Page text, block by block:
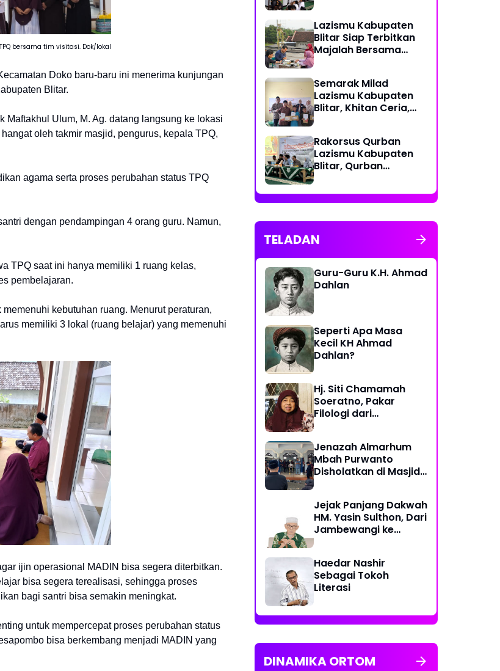
bersama tim visitasi. Dok/lokal
Doko baru-baru ini menerima kunjungan
Blitar.
Maftakhul Ulum, M. Ag. datang langsung ke lokasi
oleh takmir masjid, pengurus, kepala TPQ,
agama serta proses perubahan status TPQ
dengan pendampingan 4 orang guru. Namun,
TPQ saat ini hanya memiliki 1 ruang kelas,
pembelajaran.
kebutuhan ruang. Menurut peraturan,
memiliki 3 lokal (ruang belajar) yang memenuhi
ijin operasional MADIN bisa segera diterbitkan.
bisa segera terealisasi, sehingga proses
bagi santri bisa semakin meningkat.
untuk mempercepat proses perubahan status
bisa berkembang menjadi MADIN yang
Lazismu Kabupaten
Blitar Siap Terbitkan
Majalah Bersama
Semarak Milad
Lazismu Kabupaten
Blitar, Khitan Ceria,
‎Rakorsus Qurban
Lazismu Kabupaten
Blitar, Qurban
Bahagiakan sesama
TELADAN
Guru-Guru K.H. Ahmad
Dahlan
Seperti Apa Masa
Kecil KH Ahmad
Dahlan?
Hj. Siti Chamamah
Soeratno, Pakar
Filologi dari
Jenazah Almarhum
Mbah Purwanto
Disholatkan di Masjid
Jejak Panjang Dakwah
HM. Yasin Sulthon, Dari
Jambewangi ke
Muhammadiyah
Hingga Akhir Hayat
Haedar Nashir
Sebagai Tokoh
Literasi
DINAMIKA ORTOM